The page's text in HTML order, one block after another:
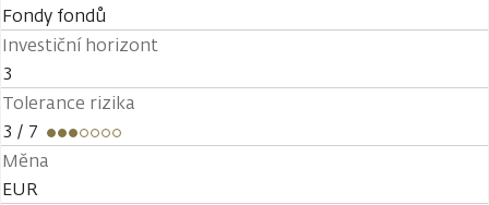
Fondy fondů
Investiční horizont
3
Tolerance rizika
3 / 7
Měna
EUR